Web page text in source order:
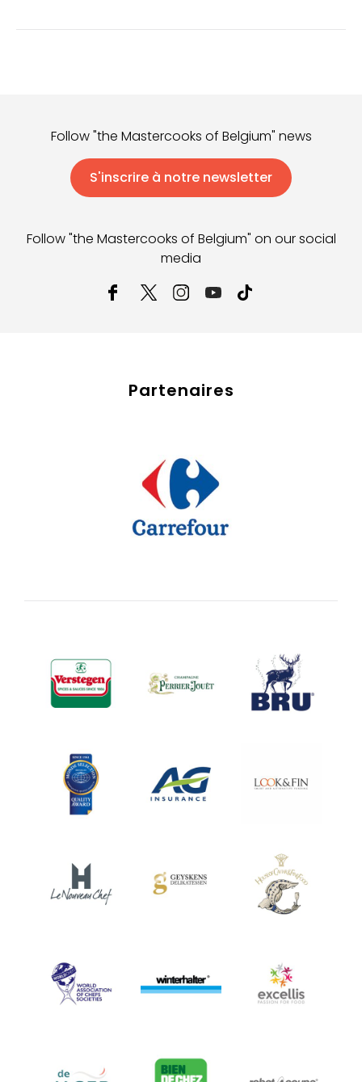
Follow "the Mastercooks of Belgium" news
S'inscrire à notre newsletter
Follow "the Mastercooks of Belgium" on our social
media
Partenaires